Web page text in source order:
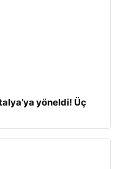
yöneldi! Üç